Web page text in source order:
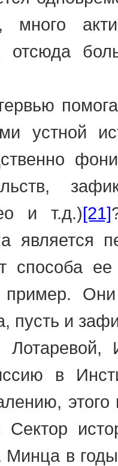
много
отсюда
устной
и т.д.)[21]
способа
пример.
пусть и
в
Сектор
Минца в